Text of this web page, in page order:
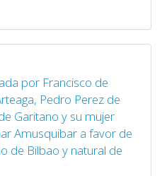
por Francisco de
Pedro Perez de
Garitano y su mujer
Amusquibar a favor de
de Bilbao y natural de